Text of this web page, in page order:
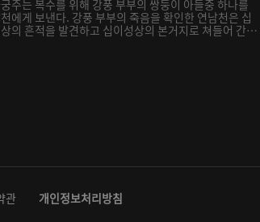
주는 복수를 위해 강풍 부부의 쌍둥이 아들중 하나를
에게 보낸다. 강풍 부부의 죽음을 확인한 연남천은 십
의 흔적을 발견하고 십이성상의 본거지로 쳐들어 간
관 개인정보처리방침